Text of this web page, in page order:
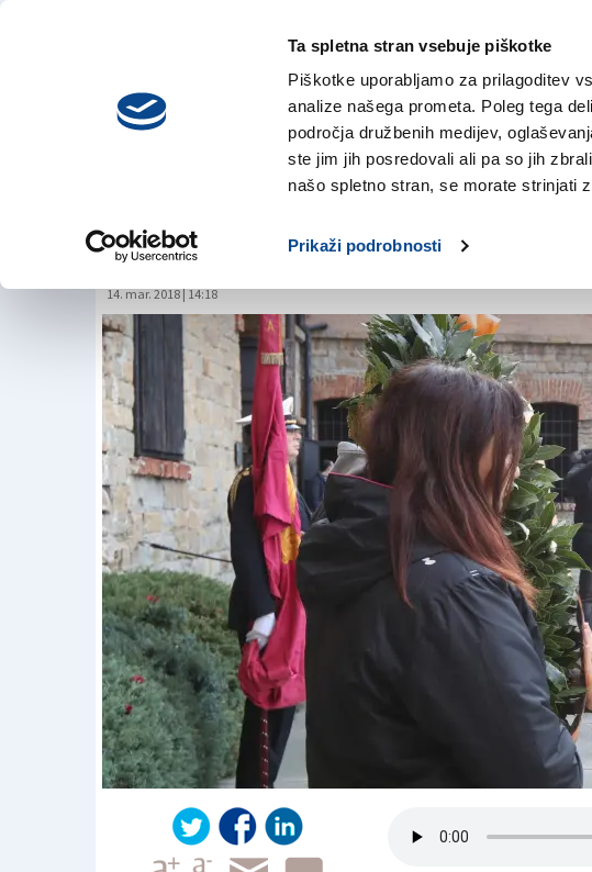
Ta spletna stran vsebuje piškotke
Piškotke uporabljamo za prilagoditev
analize našega prometa. Poleg tega
področja družbenih medijev,
ste jim jih posredovali ali pa so jih
našo spletno stran, se morate strinjati
Prikaži podrobnosti
četrtek,
6. avgusta 2026
NOVICE
Virginia Raggi z
Rižarni
14. mar. 2018 | 14:18